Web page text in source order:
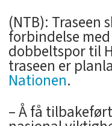
(NTB): Traseen
forbindelse
dobbeltspor til
traseen er
Nationen.
– Å få